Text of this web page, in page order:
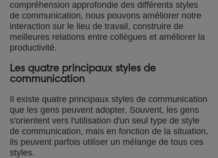
compréhension approfondie des différents styles
de communication, nous pouvons améliorer notre
interaction sur le lieu de travail, construire de
meilleures relations entre collègues et améliorer la
productivité.
Les quatre principaux styles de
communication
Il existe quatre principaux styles de communication
que les gens peuvent adopter. Souvent, les gens
s'orientent vers l'utilisation d'un seul type de style
de communication, mais en fonction de la situation,
ils peuvent parfois utiliser un mélange de tous ces
styles.